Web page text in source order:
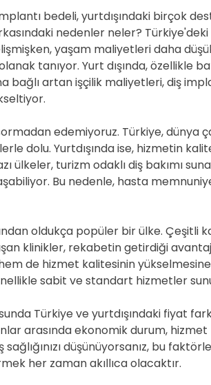
bedeli, yurtdışındaki birçok
nedenler neler?
yaşam maliyetleri daha
tanıyor. Yurt dışında, özellikle
bağlı artan işçilik maliyetleri, diş
edemiyoruz. Türkiye, dünya
dolu. Yurtdışında ise, hizmetin
ülkeler, turizm odaklı diş bakımı
Bu nedenle, hasta
oldukça popüler bir ülke.
klinikler, rekabetin getirdiği
de hizmet kalitesinin yükselmesine
sabit ve standart hizmetler
Türkiye ve yurtdışındaki fiyat
arasında ekonomik durum,
düşünüyorsanız, bu
her zaman akıllıca olacaktır.